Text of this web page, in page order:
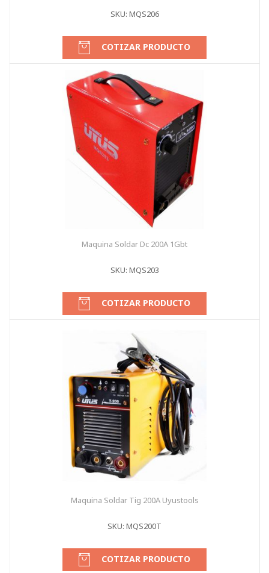
SKU: MQS206
COTIZAR PRODUCTO
Maquina Soldar Dc 200A 1Gbt
SKU: MQS203
COTIZAR PRODUCTO
Maquina Soldar Tig 200A Uyustools
SKU: MQS200T
COTIZAR PRODUCTO